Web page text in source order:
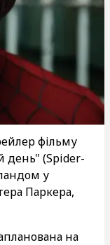
фільму
день" (Spider-
у
Паркера,
на